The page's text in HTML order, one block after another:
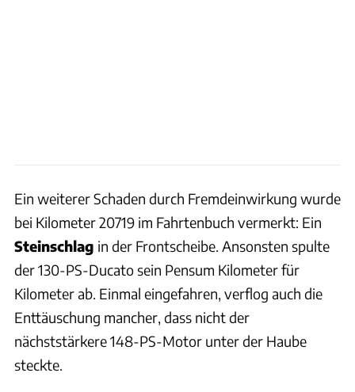
Ein weiterer Schaden durch Fremdeinwirkung wurde
bei Kilometer 20719 im Fahrtenbuch vermerkt: Ein
Steinschlag in der Frontscheibe. Ansonsten spulte
der 130-PS-Ducato sein Pensum Kilometer für
Kilometer ab. Einmal eingefahren, verflog auch die
Enttäuschung mancher, dass nicht der
nächststärkere 148-PS-Motor unter der Haube
steckte.